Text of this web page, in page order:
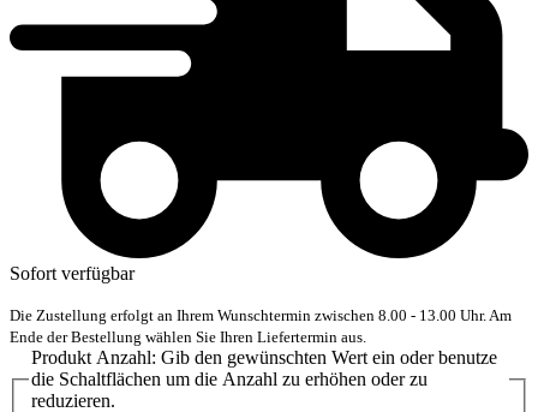
Sofort verfügbar
Die Zustellung erfolgt an Ihrem Wunschtermin zwischen 8.00 - 13.00 Uhr. Am
Ende der Bestellung wählen Sie Ihren Liefertermin aus.
Produkt Anzahl: Gib den gewünschten Wert ein oder benutze
die Schaltflächen um die Anzahl zu erhöhen oder zu
reduzieren.